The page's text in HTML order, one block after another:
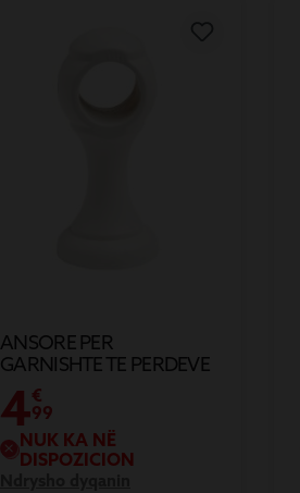
ANSORE PER
GARNISHTE TE PERDEVE
NGA DRURI D28M
4€
99
NUK KA NË
DISPOZICION